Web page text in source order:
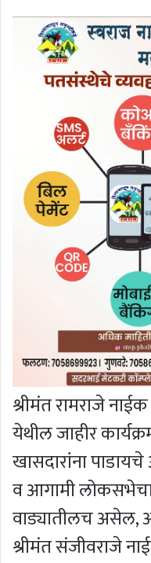
श्रीमंत रामराजे
येथील जाहीर
खासदारांना
व आगामी
वाड्यातीलच असेल,
श्रीमंत संजीवराजे